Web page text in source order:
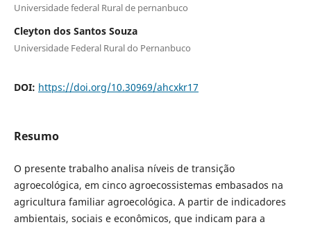
Universidade federal Rural de pernanbuco
Cleyton dos Santos Souza
Universidade Federal Rural do Pernanbuco
DOI: https://doi.org/10.30969/ahcxkr17
Resumo
O presente trabalho analisa níveis de transição
agroecológica, em cinco agroecossistemas embasados na
agricultura familiar agroecológica. A partir de indicadores
ambientais, sociais e econômicos, que indicam para a